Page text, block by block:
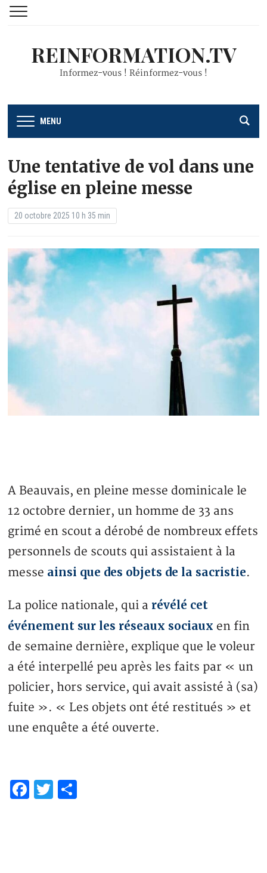
REINFORMATION.TV
Informez-vous ! Réinformez-vous !
MENU
Une tentative de vol dans une
église en pleine messe
20 octobre 2025 10 h 35 min
A Beauvais, en pleine messe dominicale le
12 octobre dernier, un homme de 33 ans
grimé en scout a dérobé de nombreux effets
personnels de scouts qui assistaient à la
messe ainsi que des objets de la sacristie.
La police nationale, qui a révélé cet
événement sur les réseaux sociaux en fin
de semaine dernière, explique que le voleur
a été interpellé peu après les faits par « un
policier, hors service, qui avait assisté à (sa)
fuite ». « Les objets ont été restitués » et
une enquête a été ouverte.
Facebook
Twitter